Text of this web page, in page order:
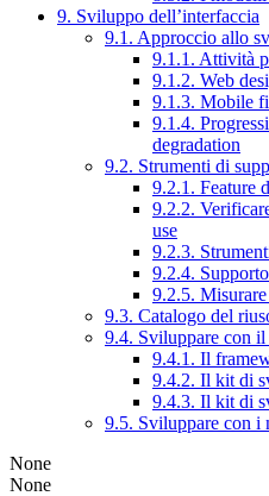
9. Sviluppo dell’interfaccia
9.1. Approccio allo
9.1.1. Attività
9.1.2. Web
9.1.3. Mobile
9.1.4.
degradation
9.2. Strumenti di
9.2.1. Feature
9.2.2.
use
9.2.3.
9.2.4.
9.2.5.
9.3. Catalogo del
9.4. Sviluppare con il
9.4.1. Il
9.4.2. Il kit di
9.4.3. Il kit di
9.5. Sviluppare con i
None
None